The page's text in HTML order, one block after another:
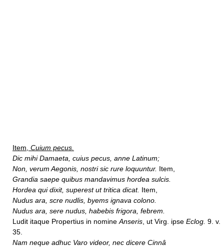
Item, Cuium pecus.
Dic mihi Damaeta, cuius pecus, anne Latinum;
Non, verum Aegonis, nostri sic rure loquuntur. Item,
Grandia saepe quibus mandavimus hordea sulcis.
Hordea qui dixit, superest ut tritica dicat. Item,
Nudus ara, scre nudlis, byems ignava colono.
Nudus ara, sere nudus, habebis frigora, febrem.
Ludit itaque Propertius in nomine Anseris , ut Virg. ipse Eclog. 9. v.
35.
Nam neque adhuc Varo videor, nec dicere Cinnâ